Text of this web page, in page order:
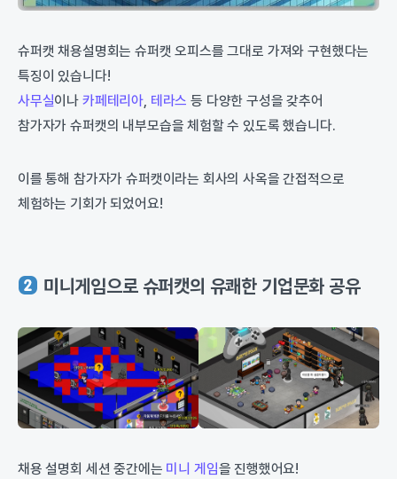
슈퍼캣 채용설명회는 슈퍼캣 오피스를 그대로 가져와 구현했다는
특징이 있습니다!
사무실이나 카페테리아 테라스 등 다양한 구성을 갖추어
참가자가 슈퍼캣의 내부모습을 체험할 수 있도록 했습니다.
이를 통해 참가자가 슈퍼캣이라는 회사의 사옥을 간접적으로
체험하는 기회가 되었어요!
미니게임으로 슈퍼캣의 유쾌한 기업문화 공유
채용 설명회 세션 중간에는 미니 게임을 진행했어요!